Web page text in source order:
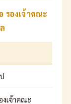
รองเจ้าคณะ
งเจ้าคณะ